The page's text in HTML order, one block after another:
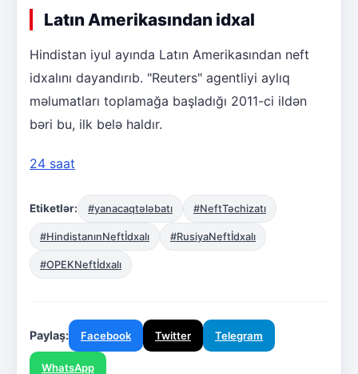
Latın Amerikasından idxal
Hindistan iyul ayında Latın Amerikasından neft
idxalını dayandırıb. "Reuters" agentliyi aylıq
məlumatları toplamağa başladığı 2011-ci ildən
bəri bu, ilk belə haldır.
24 saat
Etiketlər: #yanacaqtələbatı #NeftTəchizatı
#HindistanınNeftİdxalı #RusiyaNeftİdxalı
#OPEKNeftİdxalı
Paylaş: Facebook Twitter Telegram
WhatsApp